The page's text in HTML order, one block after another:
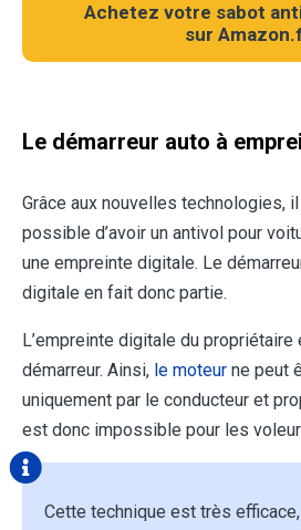
Achetez votre sabot
sur
Le démarreur auto à
Grâce aux nouvelles technologies,
possible d’avoir un antivol pour
une empreinte digitale. Le
digitale en fait donc partie.
L’empreinte digitale du
démarreur. Ainsi, le moteur ne peut
uniquement par le conducteur et
est donc impossible pour les
Cette technique est très